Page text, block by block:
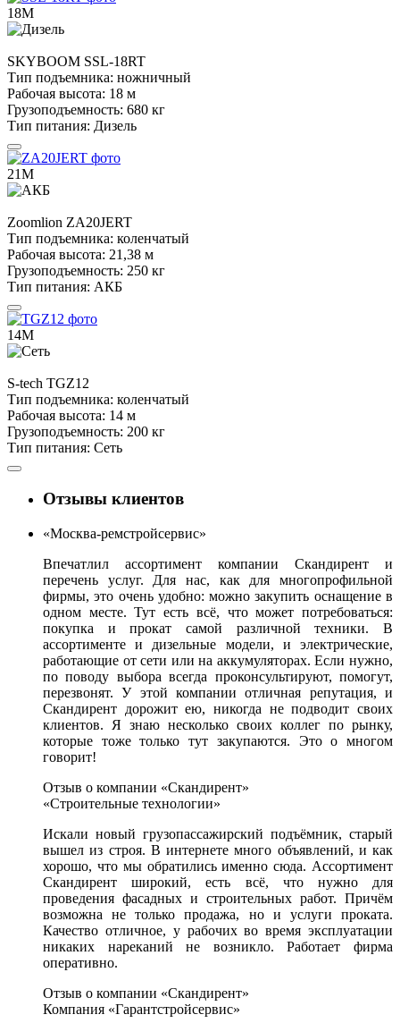
18М
SKYBOOM SSL-18RT
Тип подъемника: ножничный
Рабочая высота: 18 м
Грузоподъемность: 680 кг
Тип питания: Дизель
21М
Zoomlion ZA20JERT
Тип подъемника: коленчатый
Рабочая высота: 21,38 м
Грузоподъемность: 250 кг
Тип питания: АКБ
14М
S-tech TGZ12
Тип подъемника: коленчатый
Рабочая высота: 14 м
Грузоподъемность: 200 кг
Тип питания: Сеть
Отзывы клиентов
«Москва-ремстройсервис»
Впечатлил ассортимент компании Скандирент и
перечень услуг. Для нас, как для многопрофильной
фирмы, это очень удобно: можно закупить оснащение в
одном месте. Тут есть всё, что может потребоваться:
покупка и прокат самой различной техники. В
ассортименте и дизельные модели, и электрические,
работающие от сети или на аккумуляторах. Если нужно,
по поводу выбора всегда проконсультируют, помогут,
перезвонят. У этой компании отличная репутация, и
Скандирент дорожит ею, никогда не подводит своих
клиентов. Я знаю несколько своих коллег по рынку,
которые тоже только тут закупаются. Это о многом
говорит!
Отзыв о компании «Скандирент»
«Строительные технологии»
Искали новый грузопассажирский подъёмник, старый
вышел из строя. В интернете много объявлений, и как
хорошо, что мы обратились именно сюда. Ассортимент
Скандирент широкий, есть всё, что нужно для
проведения фасадных и строительных работ. Причём
возможна не только продажа, но и услуги проката.
Качество отличное, у рабочих во время эксплуатации
никаких нареканий не возникло. Работает фирма
оперативно.
Отзыв о компании «Скандирент»
Компания «Гарантстройсервис»